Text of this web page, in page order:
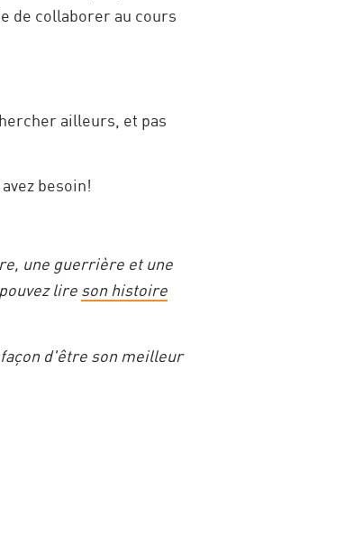
de collaborer au cours
ailleurs, et pas
besoin!
une guerrière et une
lire son histoire
d'être son meilleur